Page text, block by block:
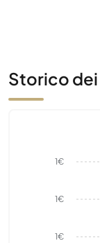
Storico dei
1€
1€
1€